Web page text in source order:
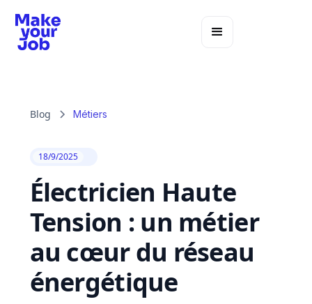
Blog Métiers
18/9/2025
Électricien Haute
Tension : un métier
au cœur du réseau
énergétique